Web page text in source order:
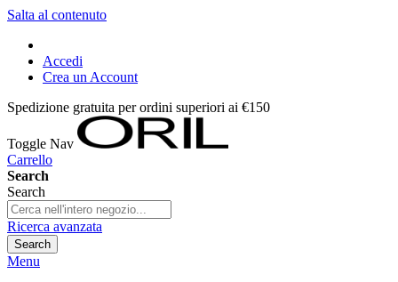
Salta al contenuto
Accedi
Crea un Account
Spedizione gratuita per ordini superiori ai €150
Toggle Nav
Carrello
Search
Search
Ricerca avanzata
Search
Menu